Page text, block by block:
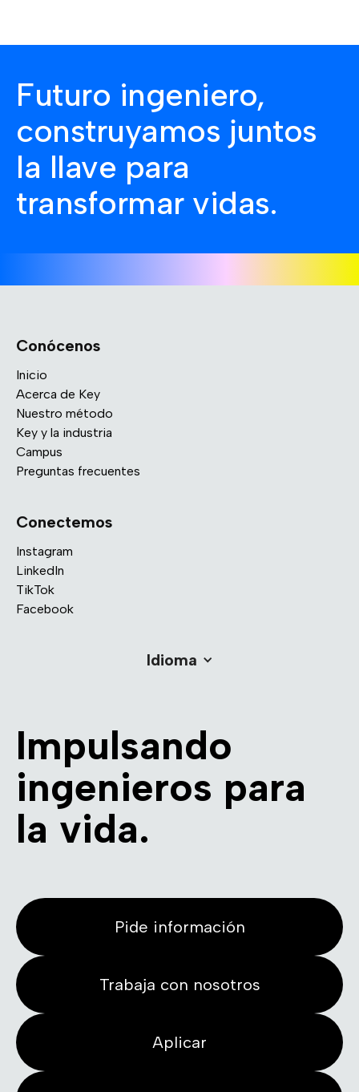
Futuro ingeniero,
construyamos juntos
la llave para
transformar vidas.
Conócenos
Inicio
Acerca de Key
Nuestro método
Key y la industria
Campus
Preguntas frecuentes
Conectemos
Instagram
LinkedIn
TikTok
Facebook
Idioma
Impulsando
ingenieros para
la vida.
Pide información
Trabaja con nosotros
Aplicar